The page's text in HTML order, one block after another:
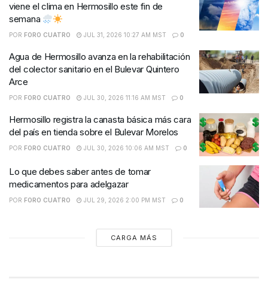
viene el clima en Hermosillo este fin de
semana
POR FORO CUATRO JUL 31, 2026 10:27 AM MST 0
Agua de Hermosillo avanza en la rehabilitación
del colector sanitario en el Bulevar Quintero
Arce
POR FORO CUATRO JUL 30, 2026 11:16 AM MST 0
Hermosillo registra la canasta básica más cara
del país en tienda sobre el Bulevar Morelos
POR FORO CUATRO JUL 30, 2026 10:06 AM MST 0
Lo que debes saber antes de tomar
medicamentos para adelgazar
POR FORO CUATRO JUL 29, 2026 2:00 PM MST 0
CARGA MÁS